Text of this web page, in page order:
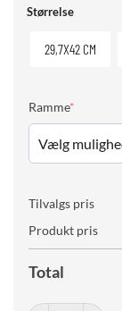
Størrelse
29,7X42 CM
Ramme*
Tilvalgs pris
Produkt pris
Total